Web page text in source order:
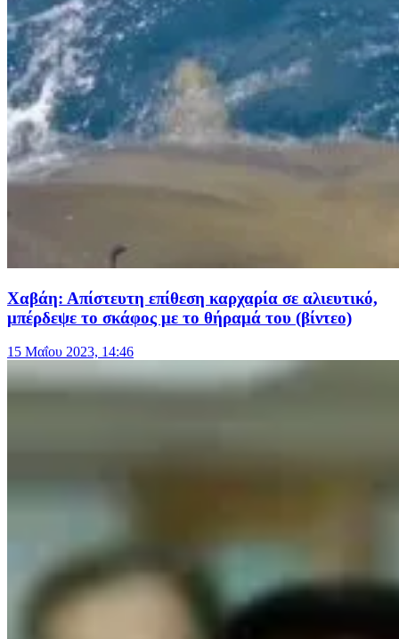
Χαβάη: Απίστευτη επίθεση καρχαρία σε αλιευτικό,
μπέρδεψε το σκάφος με το θήραμά του (βίντεο)
15 Μαΐου 2023, 14:46